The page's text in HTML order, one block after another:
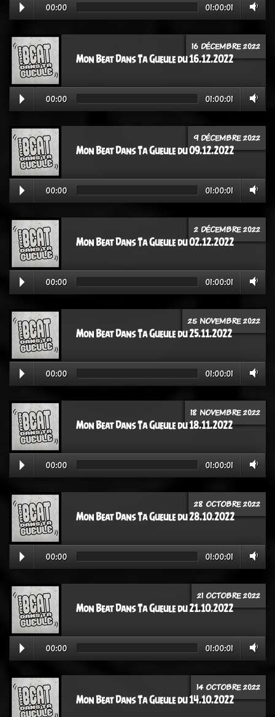
00:00 01:00:01
16 DÉCEMBRE 2022
Mon Beat Dans Ta Gueule du 16.12.2022
00:00 01:00:01
9 DÉCEMBRE 2022
Mon Beat Dans Ta Gueule du 09.12.2022
00:00 01:00:01
2 DÉCEMBRE 2022
Mon Beat Dans Ta Gueule du 02.12.2022
00:00 01:00:01
25 NOVEMBRE 2022
Mon Beat Dans Ta Gueule du 25.11.2022
00:00 01:00:01
18 NOVEMBRE 2022
Mon Beat Dans Ta Gueule du 18.11.2022
00:00 01:00:01
28 OCTOBRE 2022
Mon Beat Dans Ta Gueule du 28.10.2022
00:00 01:00:01
21 OCTOBRE 2022
Mon Beat Dans Ta Gueule du 21.10.2022
00:00 01:00:01
14 OCTOBRE 2022
Mon Beat Dans Ta Gueule du 14.10.2022